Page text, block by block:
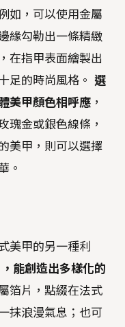
如，可以使用金屬
緣勾勒出一條精緻
在指甲表面繪製出
足的時尚風格。 選
美甲顏色相呼應 ，
瑰金或銀色線條，
美甲，則可以選擇
。
美甲的另一種利
能創造出多樣化的
箔片，點綴在法式
抹浪漫氣息；也可